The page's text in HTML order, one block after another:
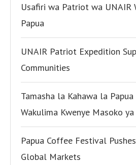
Usafiri wa Patriot wa UNAIR
Papua
UNAIR Patriot Expedition
Communities
Tamasha la Kahawa la
Wakulima Kwenye Masoko
Papua Coffee Festival
Global Markets